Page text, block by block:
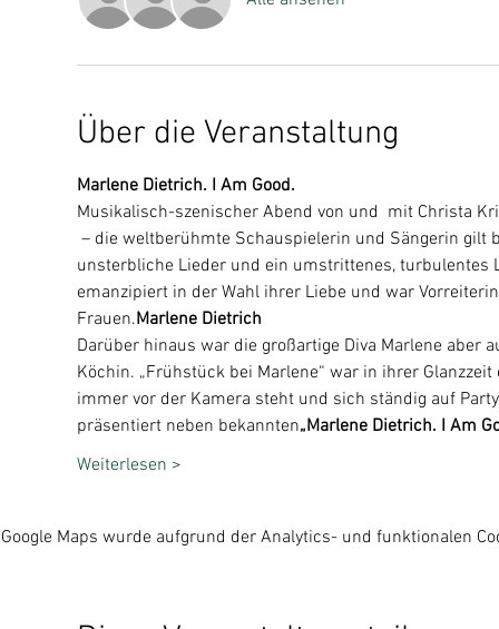
Über die Veranstaltung
Marlene Dietrich. I Am Good.
Musikalisch-szenischer Abend von und  mit Christa
unsterbliche Lieder und ein umstrittenes,
emanzipiert in der Wahl ihrer Liebe und war
Frauen.Marlene Dietrich
Darüber hinaus war die großartige Diva Marlene aber
Köchin. „Frühstück bei Marlene“ war in ihrer
immer vor der Kamera steht und sich ständig auf
präsentiert neben bekannten„Marlene Dietrich. I Am
Weiterlesen >
Google Maps wurde aufgrund der Analytics- und funktionalen